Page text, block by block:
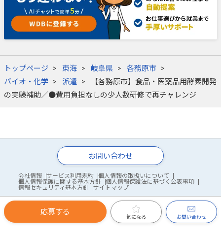
トップページ 東海 岐阜県
各務原市
バイオ・化学
派遣
【各務原市】食品・医薬品用酵素開発
の実験補助／●費用負担なしの少人数研修で再チャレンジ
応募する
気になる お問い合わせ
お問い合わせ
会社情報 サービス利用規約
個人情報の取扱いについて
個人情報保護に関する基本方針
個人情報保護法に基づく公表事項
情報セキュリティ基本方針
サイトマップ
© WDB Co., Ltd.